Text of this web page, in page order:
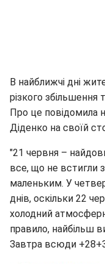
В найближчі дні
різкого збільшення
Про це повідомила
Діденко на своїй
"21 червня –
все, що не встигли
маленьким. У
днів, оскільки 22
холодний
правило, найбільш
Завтра всюди